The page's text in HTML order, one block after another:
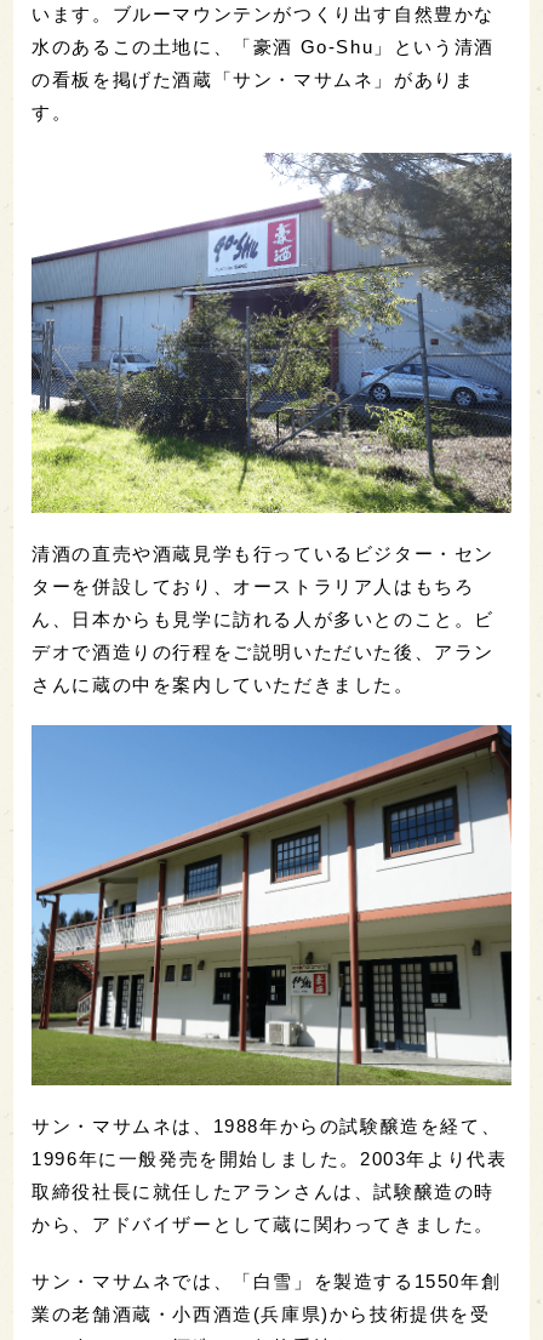
います。ブルーマウンテンがつくり出す自然豊かな
水のあるこの土地に、「豪酒 Go-Shu」という清酒
の看板を掲げた酒蔵「サン・マサムネ」がありま
す。
清酒の直売や酒蔵見学も行っているビジター・セン
ターを併設しており、オーストラリア人はもちろ
ん、日本からも見学に訪れる人が多いとのこと。ビ
デオで酒造りの行程をご説明いただいた後、アラン
さんに蔵の中を案内していただきました。
サン・マサムネは、1988年からの試験醸造を経て、
1996年に一般発売を開始しました。2003年より代表
取締役社長に就任したアランさんは、試験醸造の時
から、アドバイザーとして蔵に関わってきました。
サン・マサムネでは、「白雪」を製造する1550年創
業の老舗酒蔵・小西酒造(兵庫県)から技術提供を受